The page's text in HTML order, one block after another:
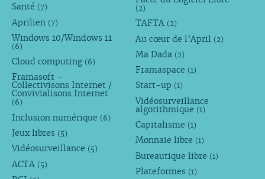
Santé (7)
Aprilien (7)
Windows 10/Windows 11
(6)
Cloud computing (6)
Framasoft -
Collectivisons Internet /
Convivialisons Internet
(6)
Inclusion numérique (6)
Jeux libres (5)
Vidéosurveillance (5)
ACTA (5)
(2)
TAFTA (2)
Au cœur de l’April (2)
Ma Dada (2)
Framaspace (1)
Start-up (1)
Vidéosurveillance
algorithmique (1)
Capitalisme (1)
Monnaie libre (1)
Bureautique libre (1)
Plateformes (1)